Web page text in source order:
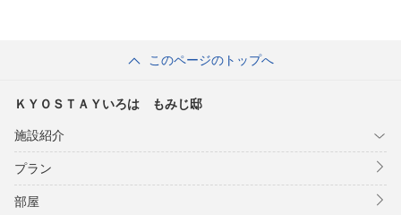
このページのトップへ
ＫＹＯＳＴＡＹいろは もみじ邸
施設紹介
プラン
部屋